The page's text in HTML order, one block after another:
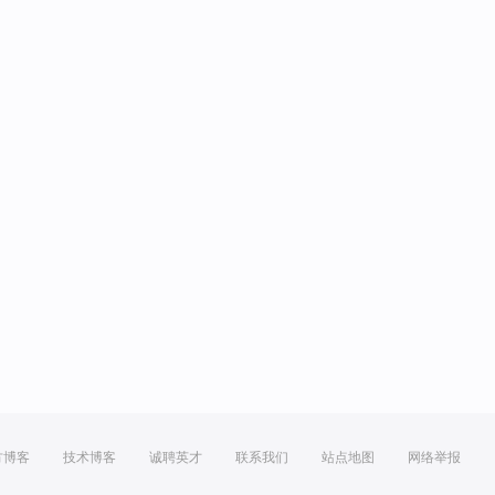
博客 技术博客 诚聘英才 联系我们 站点地图 网络举报